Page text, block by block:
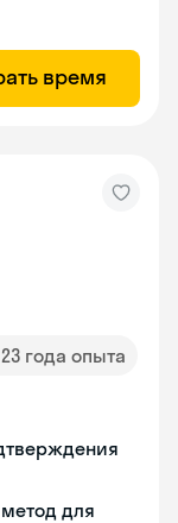
время
23 года опыта
для